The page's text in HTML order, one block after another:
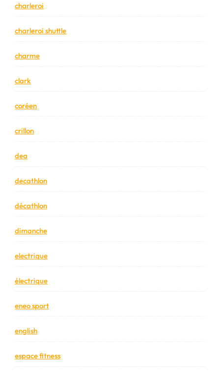
charleroi
charleroi shuttle
charme
clark
coréen
crillon
dea
decathlon
décathlon
dimanche
electrique
électrique
eneo sport
english
espace fitness